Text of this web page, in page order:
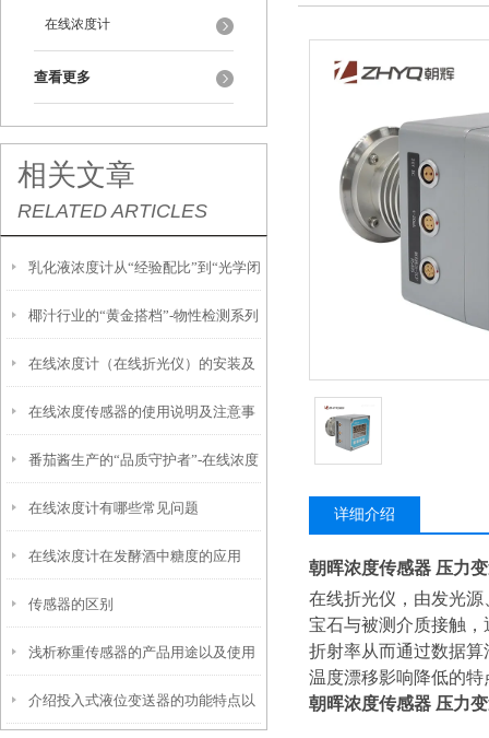
在线浓度计
查看更多
相关文章
RELATED ARTICLES
乳化液浓度计从“经验配比”到“光学闭
环”的工艺升级
椰汁行业的“黄金搭档”-物性检测系列
浓度计
在线浓度计（在线折光仪）的安装及
使用
在线浓度传感器的使用说明及注意事
项
番茄酱生产的“品质守护者”-在线浓度
计
在线浓度计有哪些常见问题
在线浓度计在发酵酒中糖度的应用
传感器的区别
浅析称重传感器的产品用途以及使用
环境
介绍投入式液位变送器的功能特点以
详细介绍
朝晖浓度传感器 压力
在线折光仪，由发光
宝石与被测介质接触
折射率从而通过数据
温度漂移影响降低的特
朝晖浓度传感器 压力